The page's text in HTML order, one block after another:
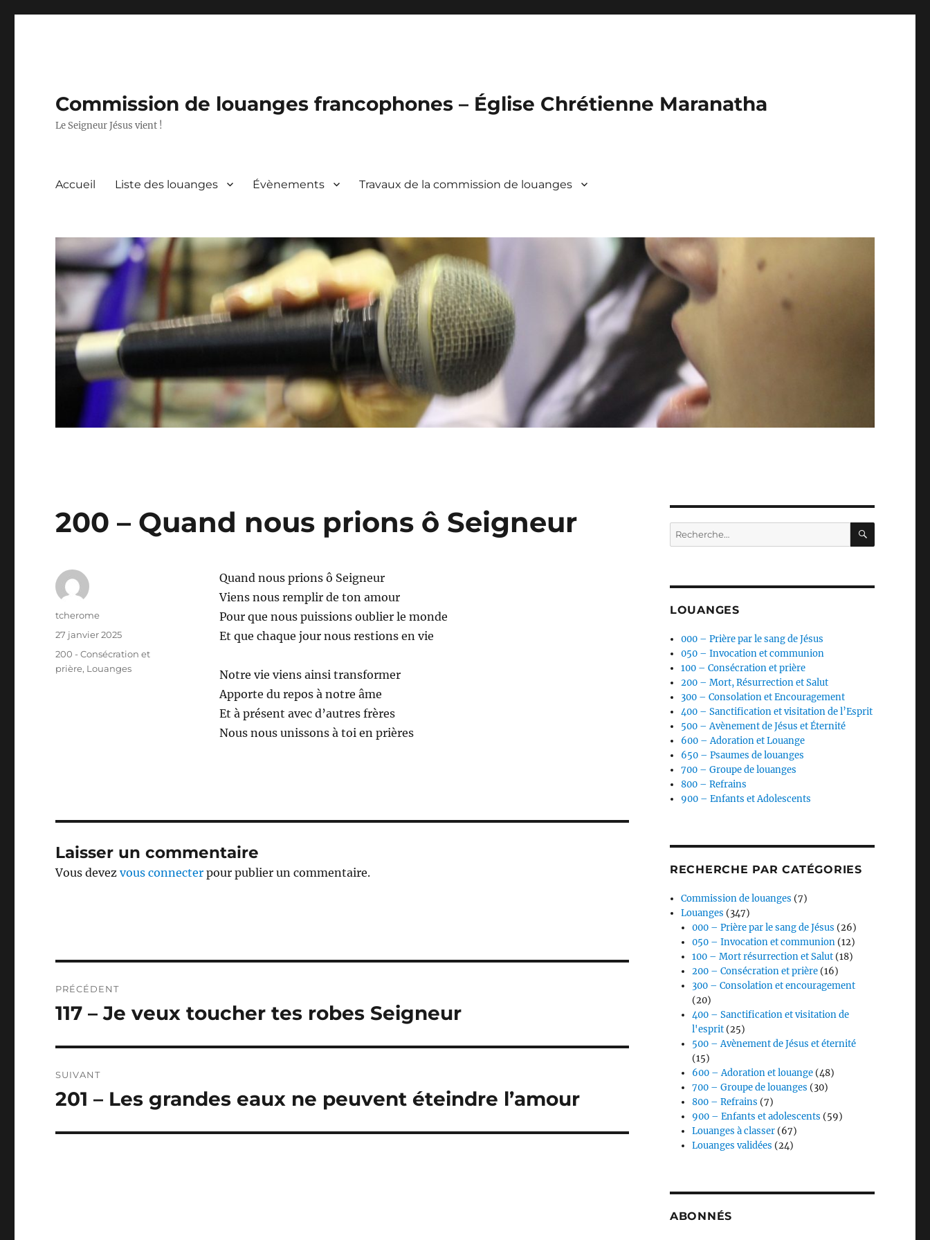
Commission de louanges francophones – Église Chrétienne Maranatha
Le Seigneur Jésus vient !
Accueil Liste des louanges Évènements Travaux de la commission de louanges
200 – Quand nous prions ô Seigneur
Quand nous prions ô Seigneur
Viens nous remplir de ton amour
Pour que nous puissions oublier le monde
Et que chaque jour nous restions en vie
Notre vie viens ainsi transformer
Apporte du repos à notre âme
Et à présent avec d’autres frères
Nous nous unissons à toi en prières
Auteur
tcherome
Publié
27 janvier 2025
Catégories
200 - Consécration et
prière, Louanges
Laisser un commentaire
Vous devezvous connecter pour publier un commentaire.
de
PRÉCÉDENT
Publication
117 – Je veux toucher tes robes Seigneur
SUIVANT
Publication
201 – Les grandes eaux ne peuvent éteindre l’amour
Recherche
pour :
LOUANGES
000 – Prière par le sang de Jésus
050 – Invocation et communion
100 – Consécration et prière
200 – Mort, Résurrection et Salut
300 – Consolation et Encouragement
400 – Sanctification et visitation de l’Esprit
500 – Avènement de Jésus et Éternité
600 – Adoration et Louange
650 – Psaumes de louanges
700 – Groupe de louanges
800 – Refrains
900 – Enfants et Adolescents
RECHERCHE PAR CATÉGORIES
Commission de louanges (7)
Louanges (347)
000 – Prière par le sang de Jésus (26)
050 – Invocation et communion (12)
100 – Mort résurrection et Salut (18)
200 – Consécration et prière (16)
300 – Consolation et encouragement
(20)
400 – Sanctification et visitation de
l'esprit (25)
500 – Avènement de Jésus et éternité
(15)
600 – Adoration et louange (48)
700 – Groupe de louanges (30)
800 – Refrains (7)
900 – Enfants et adolescents (59)
Louanges à classer (67)
Louanges validées (24)
ABONNÉS